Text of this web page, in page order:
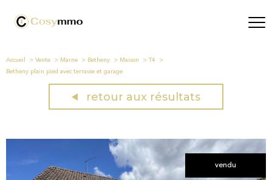
Accueil Vente Marne Betheny Maison
T4
Betheny plain pied avec terrasse et garage
retour aux résultats
vendu